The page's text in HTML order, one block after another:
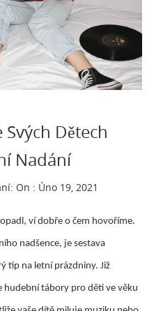
Svých Dětech
Nadání
: On : Úno 19, 2021
ví dobře o čem hovoříme.
nadšence, je sestava
tip na letní prázdniny. Již
hudební tábory pro děti ve věku